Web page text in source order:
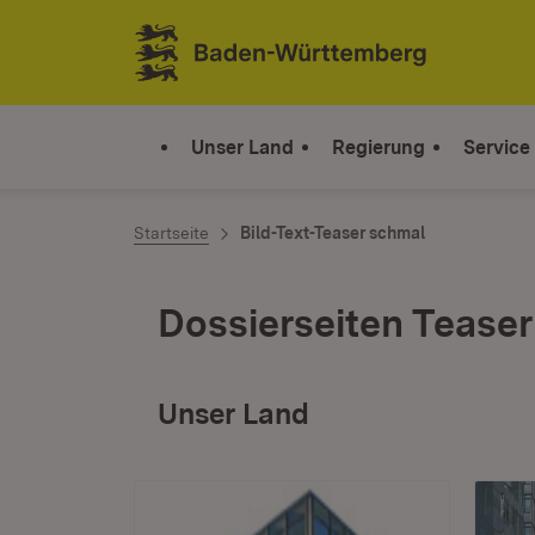
Zum Inhalt springen
Link zur Startseite
Unser Land Regierung Service
Startseite Bild-Text-Teaser schmal
Dossierseiten Teaser
Unser Land